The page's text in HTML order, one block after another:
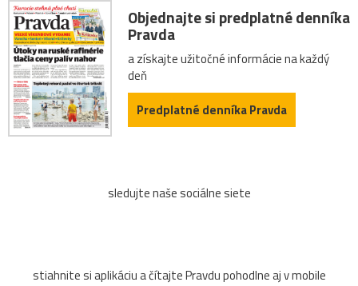
Objednajte si predplatné denníka
Pravda
a získajte užitočné informácie na každý
deň
Predplatné denníka Pravda
sledujte naše sociálne siete
stiahnite si aplikáciu a čítajte Pravdu pohodlne aj v mobile